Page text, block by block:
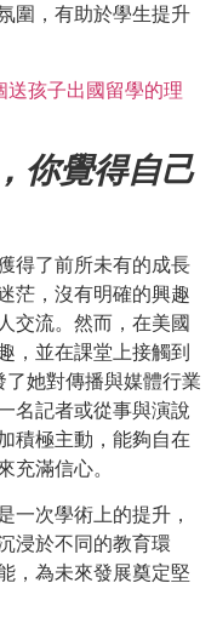
圍，有助於學生提升
送孩子出國留學的理
你覺得自己
得了前所未有的成長
茫，沒有明確的興趣
交流。然而，在美國
，並在課堂上接觸到
她對傳播與媒體行業
名記者或從事與演說
積極主動，能夠自在
充滿信心。
一次學術上的提升，
浸於不同的教育環
，為未來發展奠定堅